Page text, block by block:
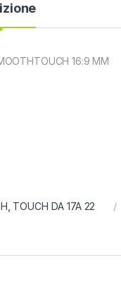
16:9 MM
, TOUCH DA 17A 22